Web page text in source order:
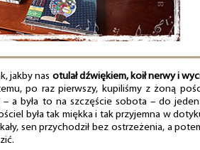
jakby nas otulał dźwiękiem, koił nerwy i
po raz pierwszy, kupiliśmy z żoną
– a była to na szczęście sobota – do
była tak miękka i tak przyjemna w
sen przychodził bez ostrzeżenia, a